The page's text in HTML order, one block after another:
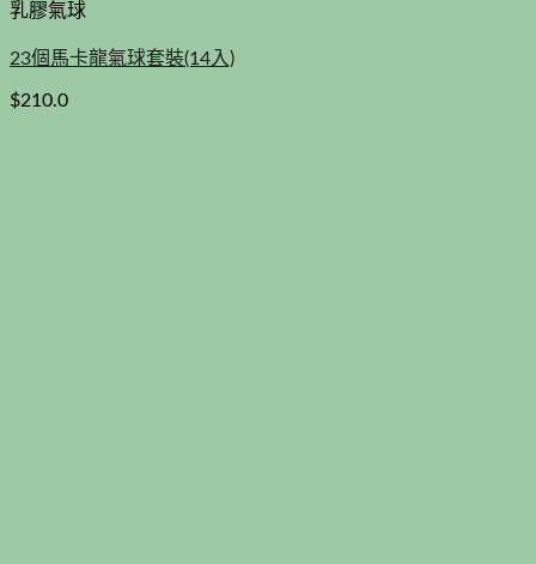
乳膠氣球
23個馬卡龍氣球套裝(14入)
$210.0